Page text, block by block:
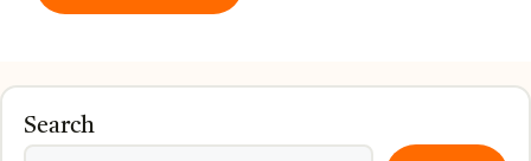
Search